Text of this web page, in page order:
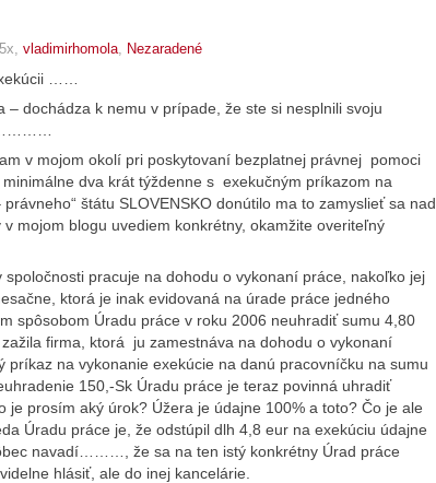
vladimirhomola Nezaradené
……
– dochádza k nemu v prípade, že ste si nesplnili svoju
v mojom okolí pri poskytovaní bezplatnej právnej pomoci
minimálne dva krát týždenne s exekučným príkazom na
štátu SLOVENSKO donútilo ma to zamyslieť sa nad
mojom blogu uvediem konkrétny, okamžite overiteľný
pracuje na dohodu o vykonaní práce, nakoľko jej
ktorá je inak evidovaná na úrade práce jedného
spôsobom Úradu práce v roku 2006 neuhradiť sumu 4,80
firma, ktorá ju zamestnáva na dohodu o vykonaní
príkaz na vykonanie exekúcie na danú pracovníčku na sumu
150,-Sk Úradu práce je teraz povinná uhradiť
je prosím aký úrok? Úžera je údajne 100% a toto? Čo je ale
Úradu práce je, že odstúpil dlh 4,8 eur na exekúciu údajne
navadí………, že sa na ten istý konkrétny Úrad práce
hlásiť, ale do inej kancelárie.